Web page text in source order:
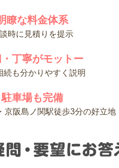
瞭な料金体系
時に見積りを提示
・丁寧がモットー
続も分かりやすく説明
駐車場も完備
京阪島ノ関駅徒歩3分の好立地